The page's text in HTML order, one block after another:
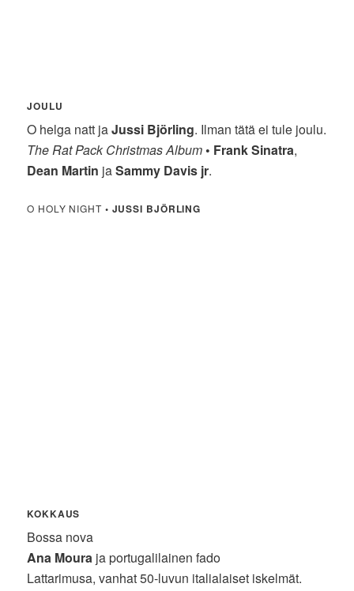
JOULU
O helga natt jaJussi Björling. Ilman tätä ei tule joulu.
The Rat Pack Christmas Album • Frank Sinatra,
Dean Martin jaSammy Davis jr.
O HOLY NIGHT • JUSSI BJÖRLING
KOKKAUS
Bossa nova
Ana Moura ja portugalilainen fado
Lattarimusa, vanhat 50-luvun italialaiset iskelmät.